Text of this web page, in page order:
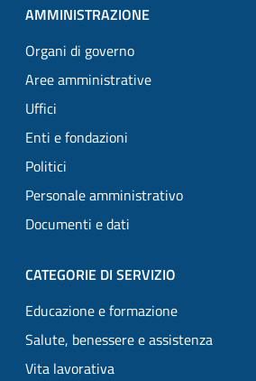
AMMINISTRAZIONE
Organi di governo
Aree amministrative
Uffici
Enti e fondazioni
Politici
Personale amministrativo
Documenti e dati
CATEGORIE DI SERVIZIO
Educazione e formazione
Salute, benessere e assistenza
Vita lavorativa